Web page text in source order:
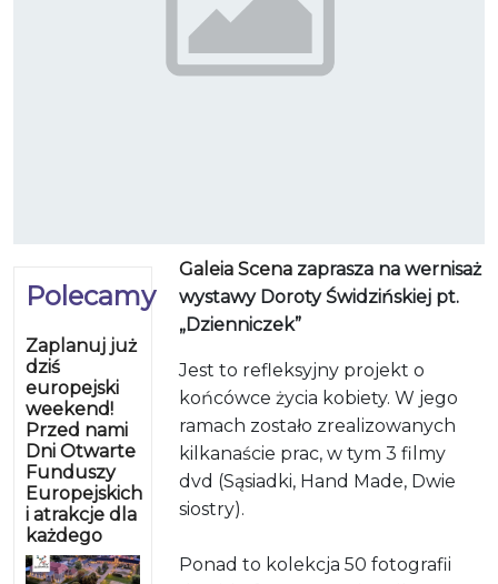
Polecamy
Zaplanuj już
dziś
europejski
weekend!
Przed nami
Dni Otwarte
Funduszy
Europejskich
i atrakcje dla
każdego
Galeia Scena zaprasza na wernisaż
wystawy Doroty Świdzińskiej pt.
„Dzienniczek”
Jest to refleksyjny projekt o
końcówce życia kobiety. W jego
ramach zostało zrealizowanych
kilkanaście prac, w tym 3 filmy
dvd (Sąsiadki, Hand Made, Dwie
siostry).
Ponad to kolekcja 50 fotografii